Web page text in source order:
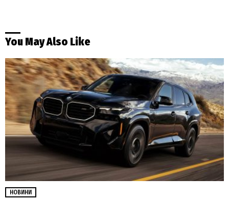
You May Also Like
НОВИНИ